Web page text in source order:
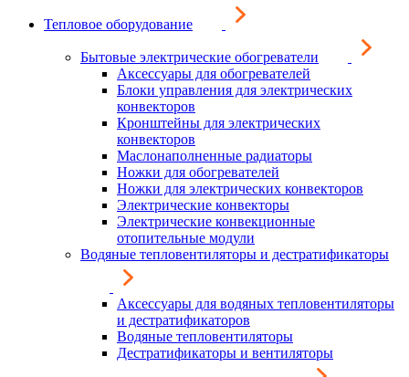
Тепловое оборудование
Бытовые электрические обогреватели
Аксессуары для обогревателей
Блоки управления для электрических
конвекторов
Кронштейны для электрических
конвекторов
Маслонаполненные радиаторы
Ножки для обогревателей
Ножки для электрических конвекторов
Электрические конвекторы
Электрические конвекционные
отопительные модули
Водяные тепловентиляторы и дестратификаторы
Аксессуары для водяных тепловентиляторы
и дестратификаторов
Водяные тепловентиляторы
Дестратификаторы и вентиляторы